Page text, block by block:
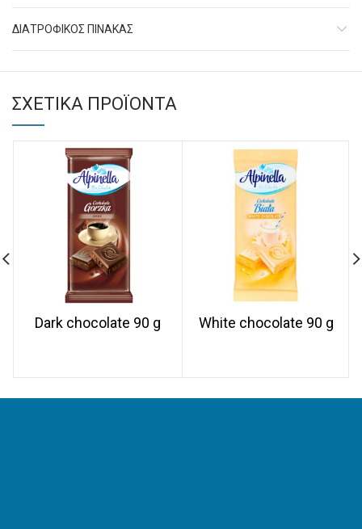
ΔΙΑΤΡΟΦΙΚΟΣ ΠΙΝΑΚΑΣ
ΣΧΕΤΙΚΆ ΠΡΟΪΌΝΤΑ
Dark chocolate 90 g White chocolate 90 g